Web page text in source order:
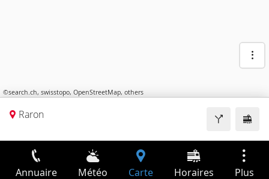
©search.ch, swisstopo, OpenStreetMap, others
Raron
Annuaire Météo Carte Horaires Plus